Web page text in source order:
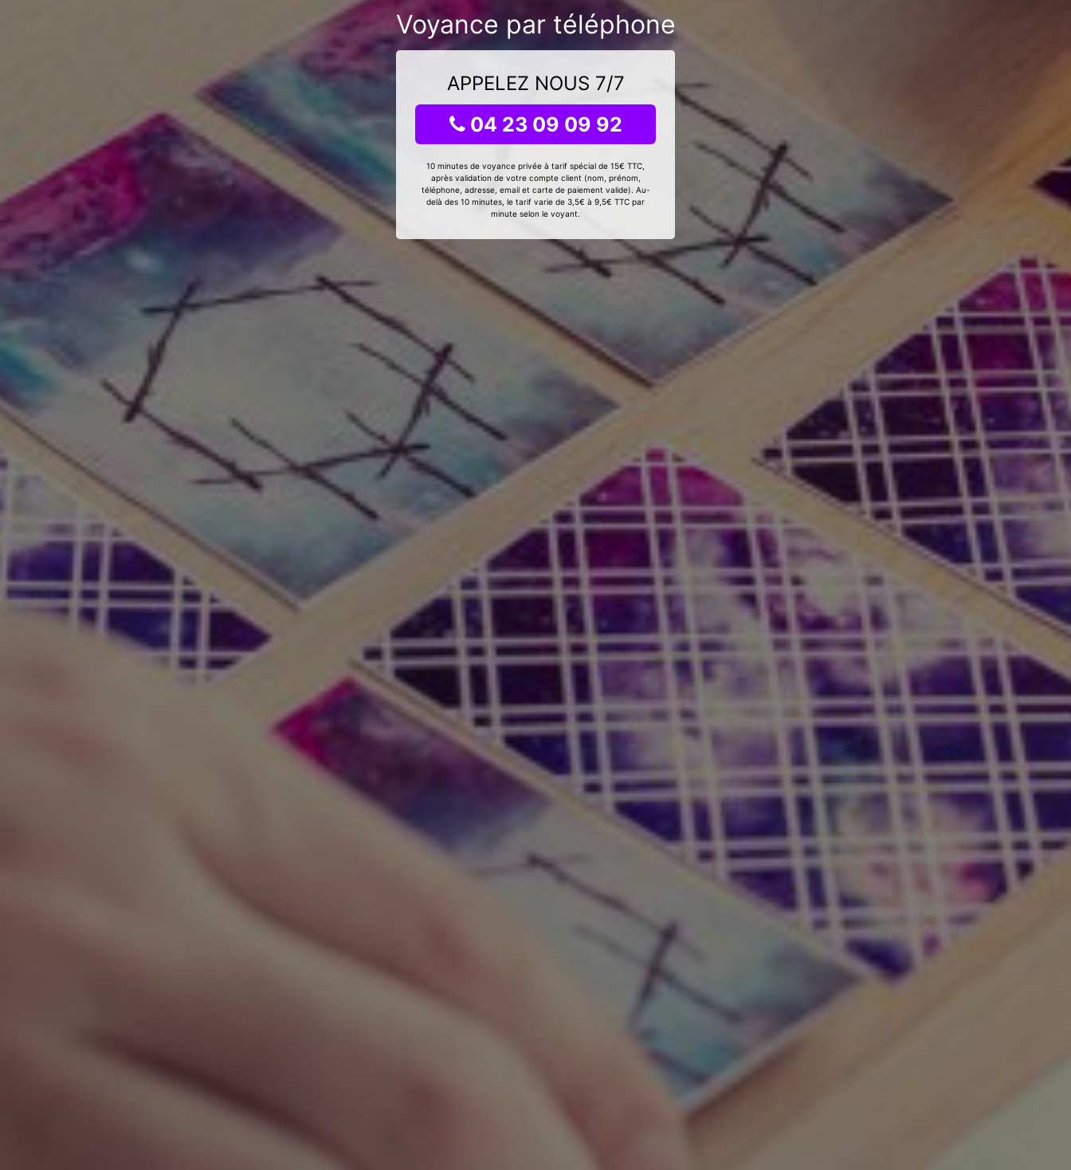
Voyance par téléphone
APPELEZ NOUS 7/7
04 23 09 09 92
10 minutes de voyance privée à tarif spécial de 15€ TTC,
après validation de votre compte client (nom, prénom,
téléphone, adresse, email et carte de paiement valide). Au-
delà des 10 minutes, le tarif varie de 3,5€ à 9,5€ TTC par
minute selon le voyant.